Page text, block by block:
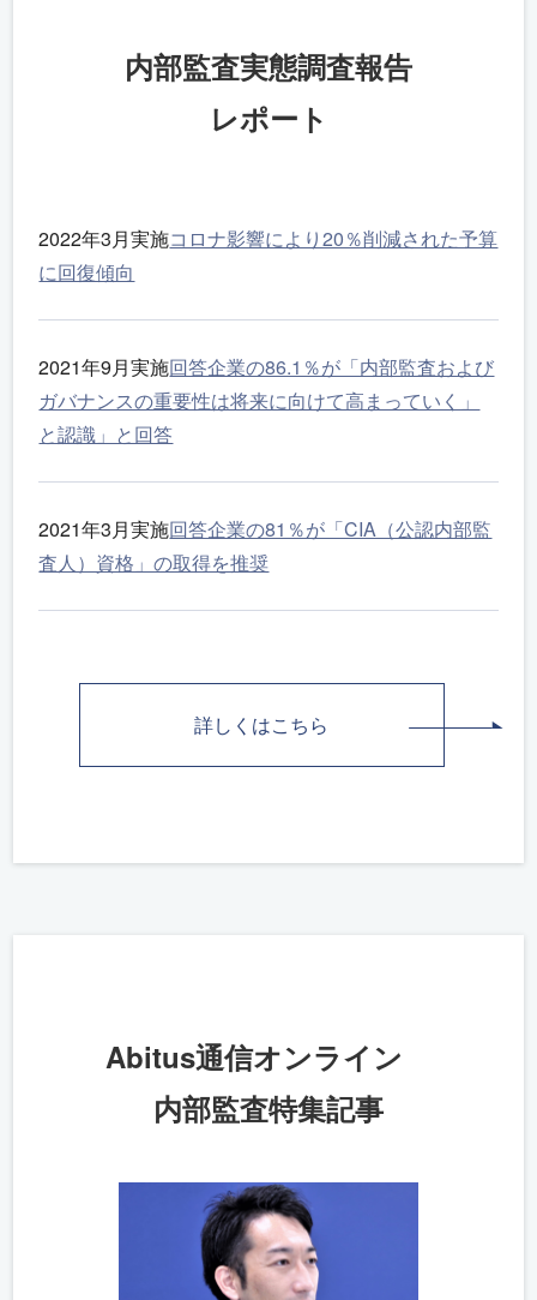
内部監査実態調査報告
レポート
2022年3月実施コロナ影響により20％削減された予算
に回復傾向
2021年9月実施回答企業の86.1％が「内部監査および
ガバナンスの重要性は将来に向けて高まっていく」
と認識」と回答
2021年3月実施回答企業の81％が「CIA（公認内部監
査人）資格」の取得を推奨
詳しくはこちら
Abitus通信オンライン
内部監査特集記事